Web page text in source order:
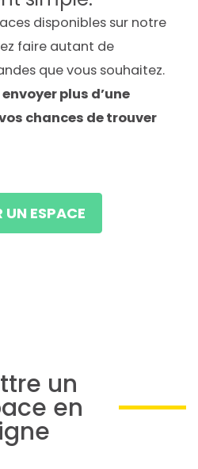
disponibles sur notre
faire autant de
que vous souhaitez.
plus d’une
chances de trouver
UN ESPACE
un
en